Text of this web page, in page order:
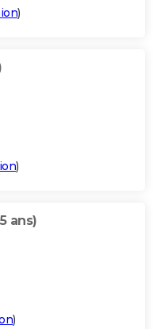
)
)
ans)
)